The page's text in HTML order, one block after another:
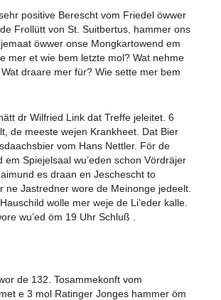
positive Berescht vom Friedel öwwer
Frollütt von St. Suitbertus, hammer ons
öwwer onse Mongkartowend em
mer et wie bem letzte mol? Wat nehme
draare mer für? Wie sette mer bem
dr Wilfried Link dat Treffe jeleitet. 6
de meeste wejen Krankheet. Dat Bier
vom Hans Nettler. För de
em Spiejelsaal wu’eden schon Vördräjer
es draan en Jeschescht to
ne Jastredner wore de Meinonge jedeelt.
wolle mer weje de Li’eder kalle.
wu’ed öm 19 Uhr Schluß .
de 132. Tosammekonft vom
e 3 mol Ratinger Jonges hammer öm